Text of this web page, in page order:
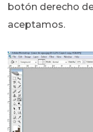
botón derecho
aceptamos.